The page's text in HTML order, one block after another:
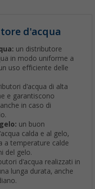
d'acqua
un distributore
in modo uniforme a
uso efficiente delle
d'acqua di alta
e garantiscono
in caso di
un buon
calda e al gelo,
a temperature calde
del gelo.
d'acqua realizzati in
lunga durata, anche